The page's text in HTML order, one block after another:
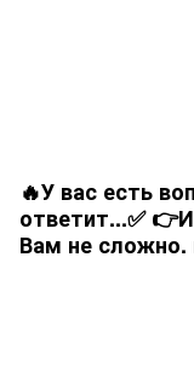
🔥У вас есть
ответит...✅
Вам не сложно.